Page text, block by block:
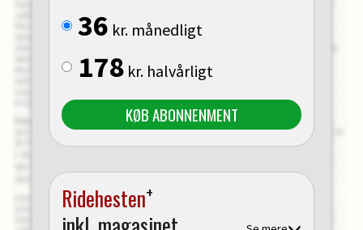
36 kr. månedligt
178 kr. halvårligt
KØB ABONNENMENT
Ridehesten+